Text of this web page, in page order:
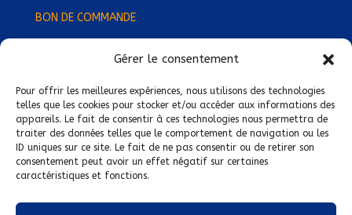
Gérer le consentement
Pour offrir les meilleures expériences, nous utilisons des technologies
telles que les cookies pour stocker et/ou accéder aux informations des
appareils. Le fait de consentir à ces technologies nous permettra de
traiter des données telles que le comportement de navigation ou les
ID uniques sur ce site. Le fait de ne pas consentir ou de retirer son
consentement peut avoir un effet négatif sur certaines
caractéristiques et fonctions.
BON DE COMMANDE
Devenez Délégué·e Régional·e !
Trouvez-nous près de chez vous !
Mentions légales
Conditions générales de vente
Politique de confidentialité